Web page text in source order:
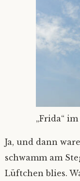
„Frida“
Ja, und dann
schwamm am
Lüftchen blies.